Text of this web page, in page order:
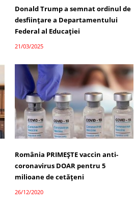
Donald Trump a semnat ordinul de
desființare a Departamentului
Federal al Educației
21/03/2025
România PRIMEȘTE vaccin anti-
coronavirus DOAR pentru 5
milioane de cetățeni
26/12/2020